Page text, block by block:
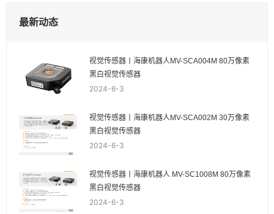
最新动态
视觉传感器丨海康机器人MV-SCA004M 80万像素
黑白视觉传感器
2024-6-3
视觉传感器丨海康机器人MV-SCA002M 30万像素
黑白视觉传感器
2024-6-3
视觉传感器丨海康机器人 MV-SC1008M 80万像素
黑白视觉传感器
2024-6-3